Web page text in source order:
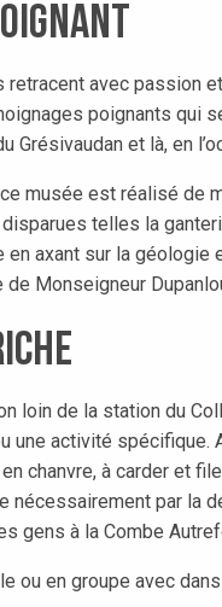
avec passion
poignants qui
et là, en
musée est réalisé de
telles la
en axant sur la
Monseigneur
loin de la station du
une activité
chanvre, à carder et
nécessairement par la
gens à la Combe
ou en groupe avec